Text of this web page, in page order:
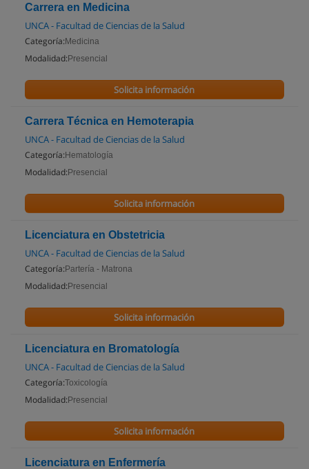
Carrera en Medicina
UNCA - Facultad de Ciencias de la Salud
Categoría: Medicina
Modalidad: Presencial
Solicita información
Carrera Técnica en Hemoterapia
UNCA - Facultad de Ciencias de la Salud
Categoría: Hematología
Modalidad: Presencial
Solicita información
Licenciatura en Obstetricia
UNCA - Facultad de Ciencias de la Salud
Categoría: Partería - Matrona
Modalidad: Presencial
Solicita información
Licenciatura en Bromatología
UNCA - Facultad de Ciencias de la Salud
Categoría:Toxicología
Modalidad: Presencial
Solicita información
Licenciatura en Enfermería